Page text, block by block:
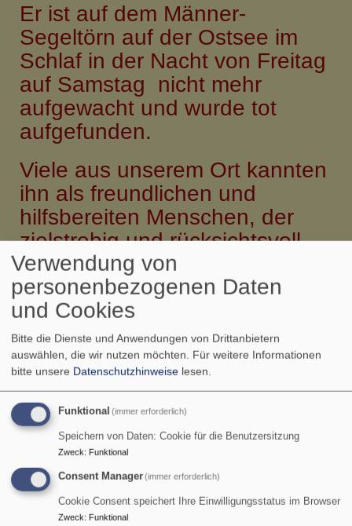
Er ist auf dem Männer-
Segeltörn auf der Ostsee im
Schlaf in der Nacht von Freitag
auf Samstag nicht mehr
aufgewacht und wurde tot
aufgefunden.
Viele aus unserem Ort kannten
ihn als freundlichen und
hilfsbereiten Menschen, der
zielstrebig und rücksichtsvoll
viele Projekte auf dem
Schwanberg erfolgreich bewegt
hat und auch in unseren Ort
Rödelsee damit viel Gutes
vorangebracht hat.
Weiterlesenüber
Christian
Klose,
der
Geschäftsführer
Geistlichen
Bericht von Pastor Michael
Taikeka erstem Bachelor-
Studienjahr
Verwendung von
personenbezogenen Daten
und Cookies
Bitte die Dienste und Anwendungen von Drittanbietern
auswählen, die wir nutzen möchten. Für weitere Informationen
bitte unsere Datenschutzhinweise lesen.
Funktional (immer erforderlich)
Speichern von Daten: Cookie für die Benutzersitzung
Zweck: Funktional
Consent Manager(immer erforderlich)
Cookie Consent speichert Ihre Einwilligungsstatus im Browser
Zweck: Funktional